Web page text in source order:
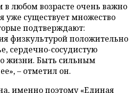
любом возрасте очень важно
уже существует множество
подтверждают:
физкультурой положительно
сердечно-сосудистую
жизни. Быть сильным
– отметил он.
именно поэтому «Единая